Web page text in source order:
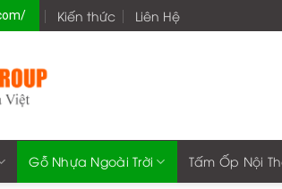
Kiến thức Liên Hệ
Chào mừng bạn đến với
Gỗ Nhựa Ngoài Trời Tấm Ốp Nội